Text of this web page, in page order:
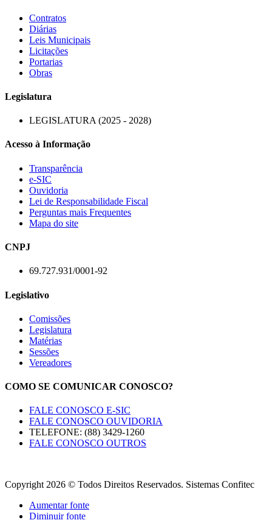
Contratos
Diárias
Leis Municipais
Licitações
Portarias
Obras
Legislatura
LEGISLATURA (2025 - 2028)
Acesso à Informação
Transparência
e-SIC
Ouvidoria
Lei de Responsabilidade Fiscal
Perguntas mais Frequentes
Mapa do site
CNPJ
69.727.931/0001-92
Legislativo
Comissões
Legislatura
Matérias
Sessões
Vereadores
COMO SE COMUNICAR CONOSCO?
FALE CONOSCO E-SIC
FALE CONOSCO OUVIDORIA
TELEFONE: (88) 3429-1260
FALE CONOSCO OUTROS
Copyright 2026 © Todos Direitos Reservados. Sistemas Confitec
Aumentar fonte
Diminuir fonte